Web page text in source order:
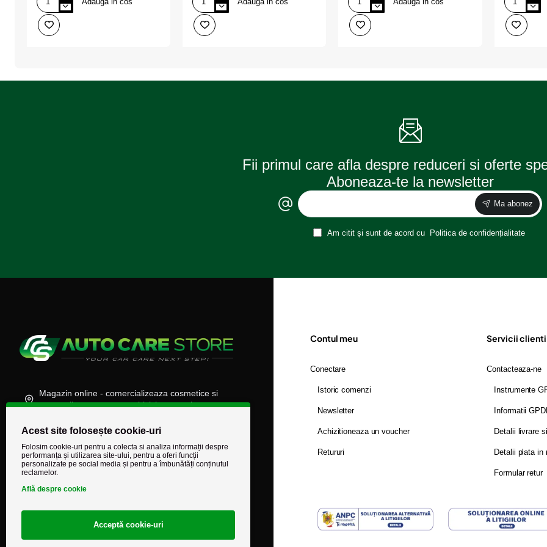
Solutie
Curatare
Jante
Auto
Solutie
Curatare
Jante
Wheel
Soluţie
Liqui
Moly
curăţat
Turtle
solutie
profesionala
pentru
Fii primul care afla despre reduceri si oferte
Aboneaza-te la newsletter
Ma abonez
Am citit și sunt de acord cu Politica de confidențialitate
Magazin online - comercializeaza cosmetice si
accesorii auto, moto, atv, biciclete, camioane
(+40) 745 848 890
comenzi@autocarestore.ro
Contul meu
Conectare
Istoric comenzi
Newsletter
Achizitioneaza un voucher
Retururi
Servicii clienti
Contacteaza-ne
Instrumente
Informatii
Detalii livrare
Detalii plata in
Formular retur
Acest site folosește cookie-uri
Folosim cookie-uri pentru a colecta si analiza informații despre
performanța și utilizarea site-ului, pentru a oferi funcții
personalizate pe social media și pentru a îmbunătăți conținutul
reclamelor.
Află despre cookie
Acceptă cookie-uri